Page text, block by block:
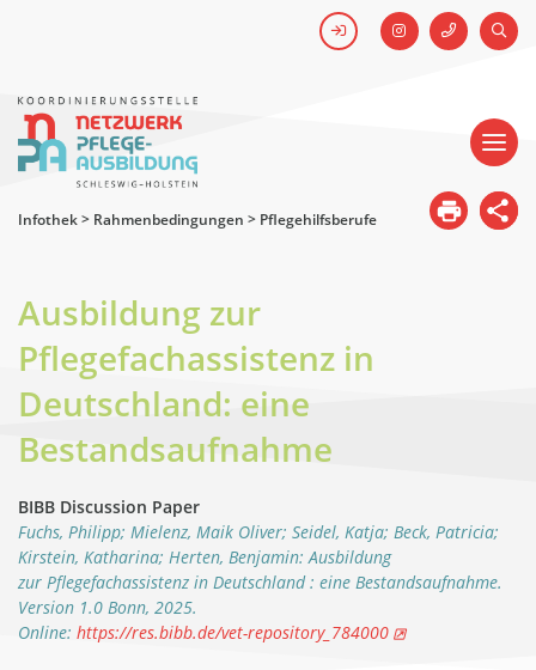
FACEBOOK
Holstein
Infothek> Rahmenbedingungen > Pflegehilfsberufe
Ausbildung zur
Pflegefachassistenz in
Deutschland: eine
Bestandsaufnahme
BIBB Discussion Paper
Fuchs, Philipp; Mielenz, Maik Oliver; Seidel, Katja; Beck, Patricia;
Kirstein, Katharina; Herten, Benjamin: Ausbildung
zur Pflegefachassistenz in Deutschland : eine Bestandsaufnahme.
Version 1.0 Bonn, 2025.
Online: https://res.bibb.de/vet-repository_784000